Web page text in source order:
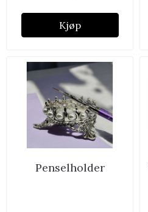
Kjøp
Penselholder